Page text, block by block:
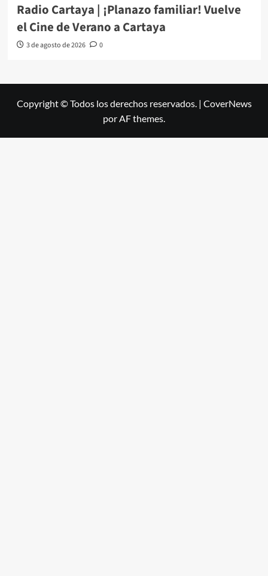
Radio Cartaya | ¡Planazo familiar! Vuelve
el Cine de Verano a Cartaya
3 de agosto de 2026 0
Copyright © Todos los derechos reservados. | CoverNews
por AF themes.